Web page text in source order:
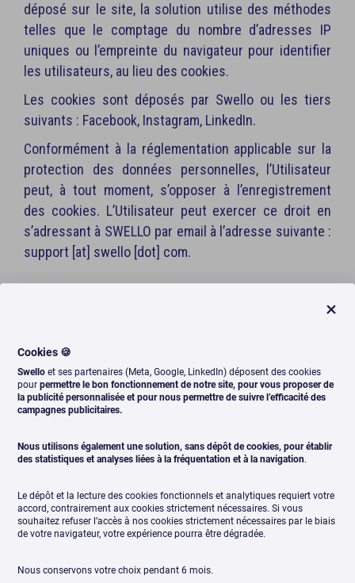
déposé sur le site, la solution utilise des méthodes
telles que le comptage du nombre d’adresses IP
uniques ou l’empreinte du navigateur pour identifier
les utilisateurs, au lieu des cookies.
Les cookies sont déposés par Swello ou les tiers
suivants : Facebook, Instagram, LinkedIn.
Conformément à la réglementation applicable sur la
protection des données personnelles, l’Utilisateur
peut, à tout moment, s’opposer à l’enregistrement
des cookies. L’Utilisateur peut exercer ce droit en
s’adressant à SWELLO par email à l’adresse suivante :
support [at] swello [dot] com.
Le Site utilise les plug-in des réseaux sociaux
suivants :
Facebook®, Instagram® & Threads®, exploités
social est sis 1601 Willow Road Menlo Park, CA
94025 États-Unis ;
social est sis 865 FM 1209, Bâtiment 2, Bastrop,
TX 78602, États-Unis ;
Inc., dont le siège social est sis 1000 W. Maude
Cookies 🍪
Swello et ses partenaires (Meta, Google, LinkedIn) déposent des cookies
pour permettre le bon fonctionnement de notre site, pour vous proposer de
la publicité personnalisée et pour nous permettre de suivre l’efficacité des
campagnes publicitaires.
Nous utilisons également une solution, sans dépôt de cookies, pour établir
des statistiques et analyses liées à la fréquentation et à la navigation.
Le dépôt et la lecture des cookies fonctionnels et analytiques requiert votre
accord, contrairement aux cookies strictement nécessaires. Si vous
souhaitez refuser l’accès à nos cookies strictement nécessaires par le biais
de votre navigateur, votre expérience pourra être dégradée.
Nous conservons votre choix pendant 6 mois.